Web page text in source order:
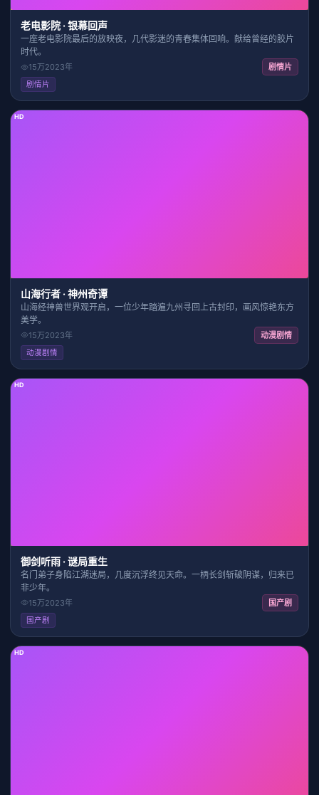
老电影院 · 银幕回声
一座老电影院最后的放映夜，几代影迷的青春集体回响。献给曾经的胶片
时代。
15万2023年 剧情片
剧情片
HD
山海行者 · 神州奇谭
山海经神兽世界观开启，一位少年踏遍九州寻回上古封印，画风惊艳东方
美学。
15万2023年 动漫剧情
动漫剧情
HD
御剑听雨 · 谜局重生
名门弟子身陷江湖迷局，几度沉浮终见天命。一柄长剑斩破阴谋，归来已
非少年。
15万2023年 国产剧
国产剧
HD